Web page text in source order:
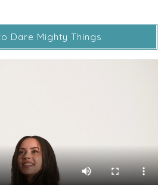
Dare Mighty Things